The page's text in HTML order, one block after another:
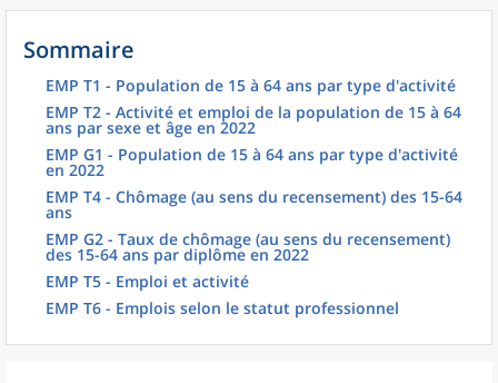
Sommaire
EMP T1 - Population de 15 à 64 ans par type d'activité
EMP T2 - Activité et emploi de la population de 15 à 64
ans par sexe et âge en 2022
EMP G1 - Population de 15 à 64 ans par type d'activité
en 2022
EMP T4 - Chômage (au sens du recensement) des 15-64
ans
EMP G2 - Taux de chômage (au sens du recensement)
des 15-64 ans par diplôme en 2022
EMP T5 - Emploi et activité
EMP T6 - Emplois selon le statut professionnel